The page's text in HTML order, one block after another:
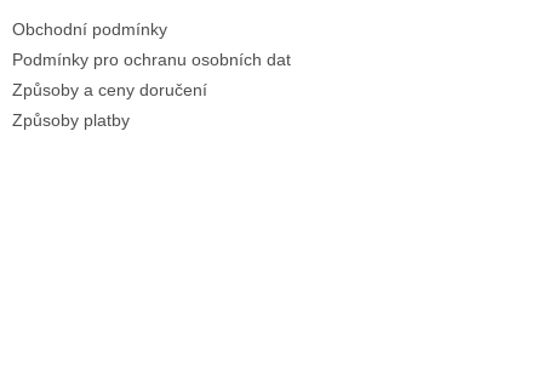
Obchodní podmínky
Podmínky pro ochranu osobních dat
Způsoby a ceny doručení
Způsoby platby